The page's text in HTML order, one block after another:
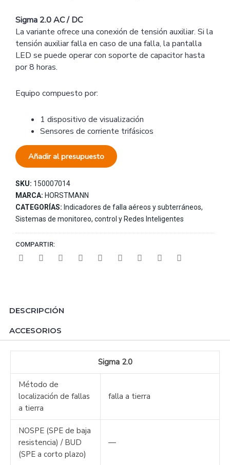
Sigma 2.0 AC / DC
La variante ofrece una conexión de tensión auxiliar. Si la
tensión auxiliar falla en caso de una falla, la pantalla
LED se puede operar con soporte de capacitor hasta
por 8 horas.
Equipo compuesto por:
1 dispositivo de visualización
Sensores de corriente trifásicos
Añadir al presupuesto
SKU: 150007014
MARCA: HORSTMANN
CATEGORÍAS: Indicadores de falla aéreos y subterráneos,
Sistemas de monitoreo, control y Redes Inteligentes
COMPARTIR:
DESCRIPCIÓN
ACCESORIOS
Sigma 2.0
Método de
localización de fallas
a tierra
falla a tierra
NOSPE (SPE de baja
resistencia) / BUD
(SPE a corto plazo)
—